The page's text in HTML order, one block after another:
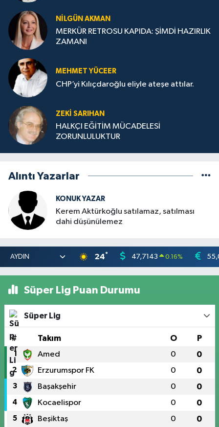
NILGÜN AKMAN
MERKÜR RETROSU KAPIDA: ŞİMDİ HAZIRLIK
ZAMANI
MEHMET YÜCEER
CHP’yi Kılıçdaroğlu eliyle ateşe attılar.
ZEKI SARIHAN
HALKÇI EĞİTİM MÜCADELESİ
ZORUNLULUKTUR
Alıntı Yazarlar
KONUK YAZAR
Kerem Aktürkoğlu satılamaz, satılması
dahi düşünülemez
24° 47,7143 0.16%
Süper Lig Puan Durumu
Süper Lig
# Takım O P
1 Amed 0 0
2 Erzurumspor FK 0 0
3 Başakşehir 0 0
4 Kocaelispor 0 0
5 Beşiktaş 0 0